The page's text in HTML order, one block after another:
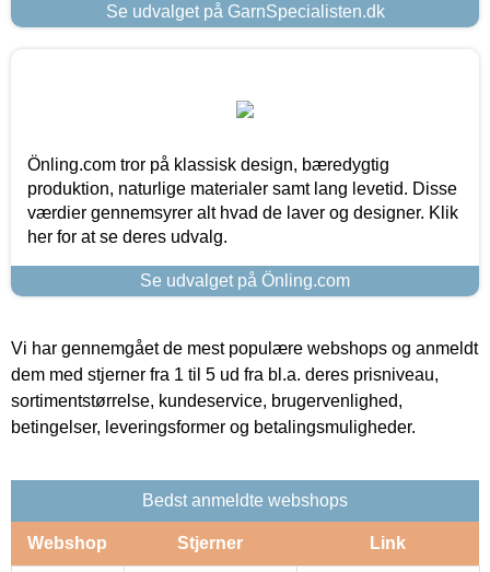
Se udvalget på GarnSpecialisten.dk
Önling.com tror på klassisk design, bæredygtig
produktion, naturlige materialer samt lang levetid. Disse
værdier gennemsyrer alt hvad de laver og designer. Klik
her for at se deres udvalg.
Se udvalget på Önling.com
Vi har gennemgået de mest populære webshops og anmeldt
dem med stjerner fra 1 til 5 ud fra bl.a. deres prisniveau,
sortimentstørrelse, kundeservice, brugervenlighed,
betingelser, leveringsformer og betalingsmuligheder.
Bedst anmeldte webshops
Webshop Stjerner Link